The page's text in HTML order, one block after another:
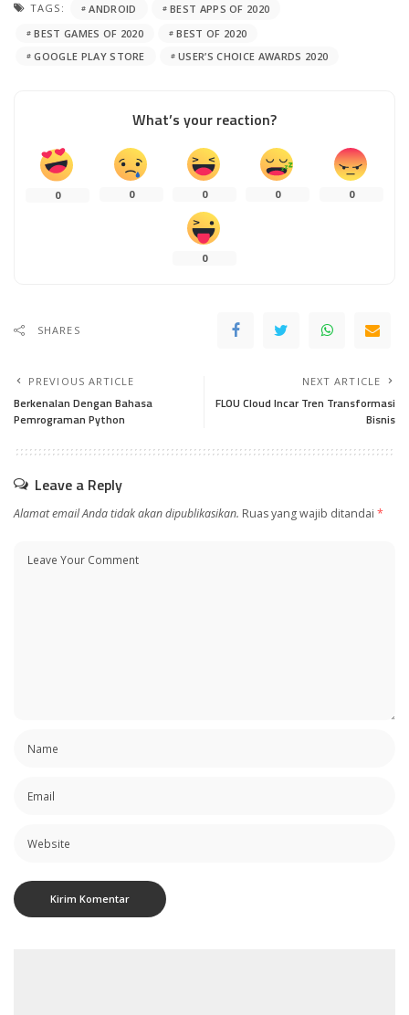
TAGS: ANDROID
BEST APPS OF 2020
BEST GAMES OF 2020
BEST OF 2020
GOOGLE PLAY STORE
USER’S CHOICE AWARDS 2020
What’s your reaction?
0 0 0 0 0
0
SHARES
PREVIOUS ARTICLE
Berkenalan Dengan Bahasa
Pemrograman Python
NEXT ARTICLE
FLOU Cloud Incar Tren Transformasi
Bisnis
Leave a Reply
Alamat email Anda tidak akan dipublikasikan. Ruas yang wajib ditandai *